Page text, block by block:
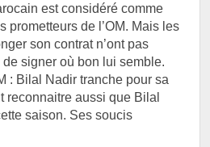
est considéré comme
prometteurs de l’OM. Mais les
son contrat n’ont pas
signer où bon lui semble.
: Bilal Nadir tranche pour sa
reconnaitre aussi que Bilal
saison. Ses soucis